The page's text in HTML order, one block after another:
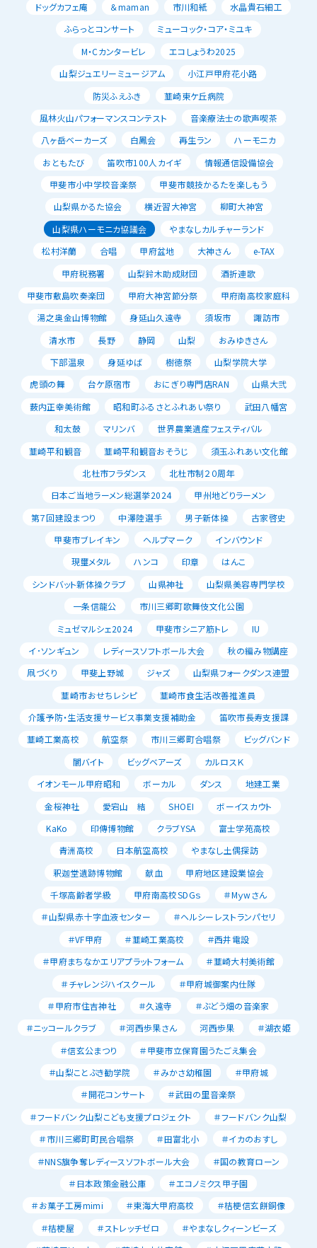
ドッグカフェ庵
＆maman 市川和紙
水晶貴石細工
ふらっとコンサート
ミューコック・コア・ミユキ
M・Cカンタービレ
エコしょうわ2025
山梨ジュエリーミュージアム
小江戸甲府花小路
防災ふえふき
韮崎東ケ丘病院
風林火山パフォーマンスコンテスト
音楽療法士の歌声喫茶
八ヶ岳ベーカーズ
白鳳会 再生ラン
ハーモニカ
おともたび
笛吹市100人カイギ
情報通信設備協会
甲斐市小中学校音楽祭
甲斐市競技かるたを楽しもう
山梨県かるた協会
横近習大神宮
柳町大神宮
山梨県ハーモニカ協議会
やまなしカルチャーランド
松村洋蘭
合唱 甲府盆地 大神さん
e-TAX
甲府税務署
山梨鈴木助成財団
酒折連歌
甲斐市敷島吹奏楽団
甲府大神宮節分祭
甲府南高校家庭科
湯之奥金山博物館
身延山久遠寺 須坂市
諏訪市
清水市
長野 静岡 山梨
おみゆきさん
下部温泉
身延ゆば 樹徳祭
山梨学院大学
虎頭の舞
台ケ原宿市 おにぎり専門店RAN
山県大弐
薮内正幸美術館
昭和町ふるさとふれあい祭り
武田八幡宮
和太鼓
マリンバ
世界農業遺産フェスティバル
韮崎平和観音
韮崎平和観音おそうじ
須玉ふれあい文化館
北杜市フラダンス
北杜市制２０周年
日本ご当地ラーメン総選挙2024
甲州地どりラーメン
第７回建設まつり
中澤陸選手 男子新体操
古家啓史
甲斐市ブレイキン
ヘルプマーク
インバウンド
現璽メタル
ハンコ 印章
はんこ
シンドバット新体操クラブ
山県神社
山梨県美容専門学校
一条信龍公
市川三郷町歌舞伎文化公園
ミュゼマルシェ2024
甲斐市シニア筋トレ
IU
イ･ソンギュン
レディースソフトボール大会
秋の編み物講座
凧づくり
甲斐上野城 ジャズ
山梨県フォークダンス連盟
韮崎市おせちレシピ
韮崎市食生活改善推進員
介護予防・生活支援サービス事業支援補助金
笛吹市長寿支援課
韮崎工業高校
航空祭 市川三郷町合唱祭
ビッグバンド
闇バイト
ビッグベアーズ
カルロスＫ
イオンモール甲府昭和
ボーカル ダンス
地建工業
金桜神社
愛宕山 結 SHOEI
ボーイスカウト
KaKo
印傳博物館 クラブYSA
富士学苑高校
青洲高校
日本航空高校
やまなし土偶探訪
釈迦堂遺跡博物館
献血
甲府地区建設業協会
千塚高齢者学級
甲府南高校SDGｓ
＃Mｙwさん
＃山梨県赤十字血液センター
＃ヘルシーレストランパセリ
＃VF甲府
＃韮崎工業高校
＃西井電設
＃甲府まちなかエリアプラットフォーム
＃韮崎大村美術館
＃チャレンジハイスクール
＃甲府城御案内仕隊
＃甲府市住吉神社
＃久遠寺
＃ぶどう畑の音楽家
＃ニッコールクラブ
＃河西歩果さん 河西歩果
＃湖衣姫
＃信玄公まつり
＃甲斐市立保育園うたごえ集会
＃山梨ことぶき勧学院
＃みかさ幼稚園
＃甲府城
＃開花コンサート
＃武田の里音楽祭
＃フードバンク山梨こども支援プロジェクト
＃フードバンク山梨
＃市川三郷町町民合唱祭
＃田富北小
＃イカのおすし
＃NNS旗争奪レディースソフトボール大会
＃国の教育ローン
＃日本政策金融公庫
＃エコノミクス甲子園
＃お菓子工房mimi
＃東海大甲府高校
＃桔梗信玄餅銅像
＃桔梗屋
＃ストレッチゼロ
＃やまなしクィーンビーズ